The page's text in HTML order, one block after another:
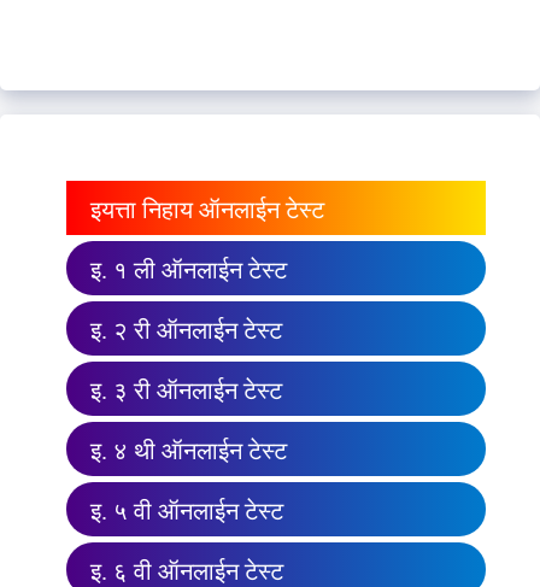
इयत्ता निहाय ऑनलाईन टेस्ट
इ. १ ली ऑनलाईन टेस्ट
इ. २ री ऑनलाईन टेस्ट
इ. ३ री ऑनलाईन टेस्ट
इ. ४ थी ऑनलाईन टेस्ट
इ. ५ वी ऑनलाईन टेस्ट
इ. ६ वी ऑनलाईन टेस्ट